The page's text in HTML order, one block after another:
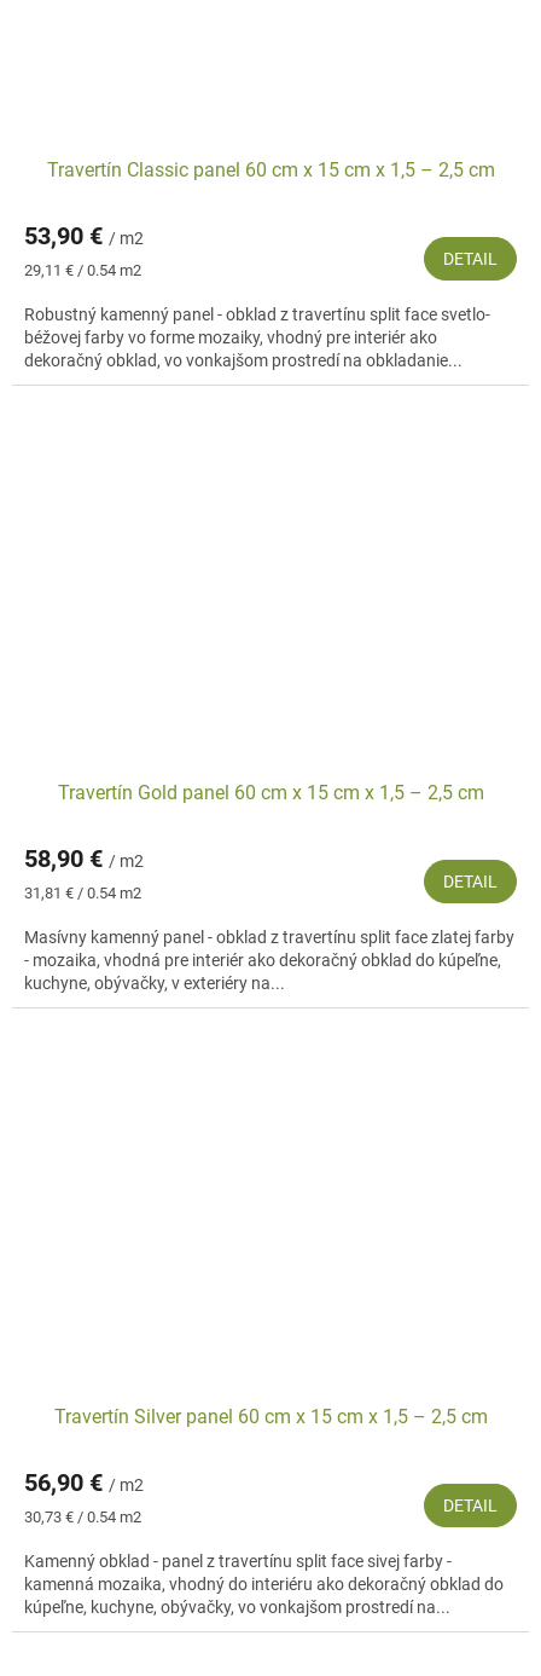
Travertín Classic panel 60 cm x 15 cm x 1,5 – 2,5 cm
53,90 € / m2
Jednotková
29,11 € / 0.54 m2
DETAIL
Robustný kamenný panel - obklad z travertínu split face svetlo-
béžovej farby vo forme mozaiky, vhodný pre interiér ako
dekoračný obklad, vo vonkajšom prostredí na obkladanie...
Travertín Gold panel 60 cm x 15 cm x 1,5 – 2,5 cm
58,90 € / m2
Jednotková
31,81 € / 0.54 m2
DETAIL
Masívny kamenný panel - obklad z travertínu split face zlatej farby
- mozaika, vhodná pre interiér ako dekoračný obklad do kúpeľne,
kuchyne, obývačky, v exteriéry na...
Travertín Silver panel 60 cm x 15 cm x 1,5 – 2,5 cm
56,90 € / m2
Jednotková
30,73 € / 0.54 m2
DETAIL
Kamenný obklad - panel z travertínu split face sivej farby -
kamenná mozaika, vhodný do interiéru ako dekoračný obklad do
kúpeľne, kuchyne, obývačky, vo vonkajšom prostredí na...